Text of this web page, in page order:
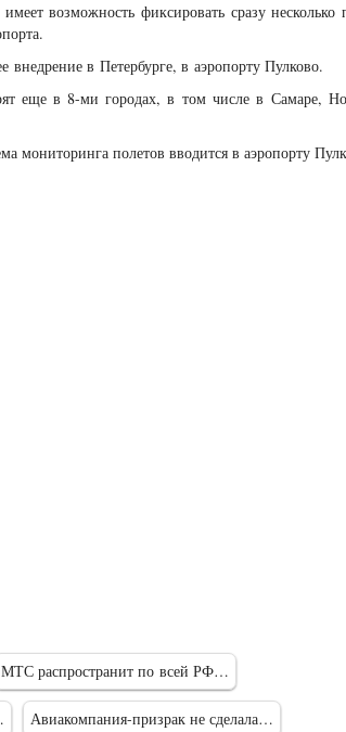
возможность фиксировать сразу несколько
внедрение в Петербурге, в аэропорту Пулково.
еще в 8-ми городах, в том числе в Самаре,
МТС распространит по всей РФ…
Авиакомпания-призрак не сделала…